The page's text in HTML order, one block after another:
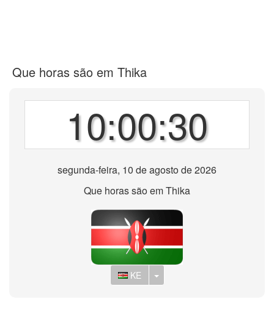
Que horas são em Thika
10:00:30
segunda-feira, 10 de agosto de 2026
Que horas são em Thika
KE Toggle Dropdown